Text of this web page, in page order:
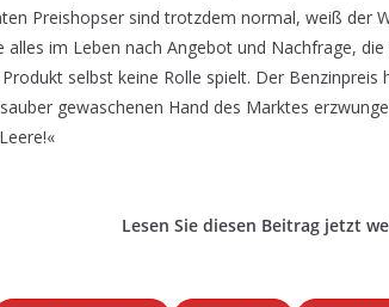
Preishopser sind trotzdem normal, weiß der
alles im Leben nach Angebot und Nachfrage,
selbst keine Rolle spielt. Der
gewaschenen Hand des Marktes
Lesen Sie diesen Beitrag jetzt